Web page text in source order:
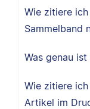
Wie zitiere
Sammelband
Was genau
Wie zitiere
Artikel im